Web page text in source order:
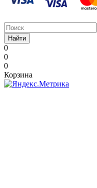
Найти
0
0
0
Корзина